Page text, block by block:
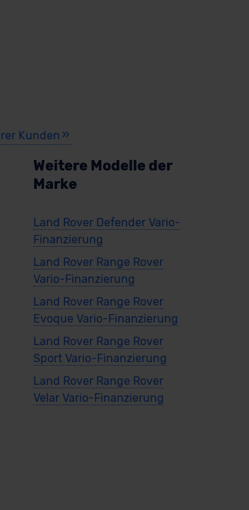
Kunden
Weitere Modelle der
Marke
Land Rover Defender Vario-
Finanzierung
Land Rover Range Rover
Vario-Finanzierung
Land Rover Range Rover
Evoque Vario-Finanzierung
Land Rover Range Rover
Sport Vario-Finanzierung
Land Rover Range Rover
Velar Vario-Finanzierung